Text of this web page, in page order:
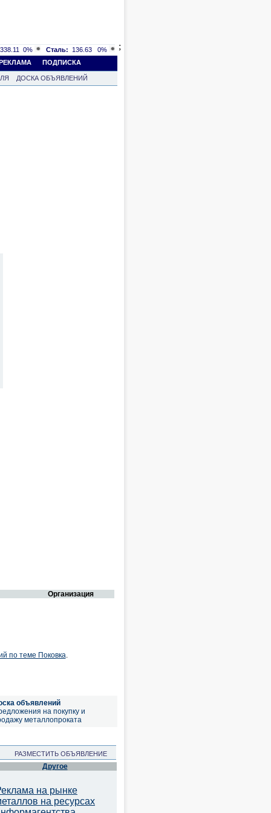
0% Сталь: 136.63
0%
ПОДПИСКА
ДОСКА ОБЪЯВЛЕНИЙ
;
Организация
по теме Поковка.
объявлений
на покупку и
металлопроката
РАЗМЕСТИТЬ ОБЪЯВЛЕНИЕ
Другое
на рынке
на ресурсах